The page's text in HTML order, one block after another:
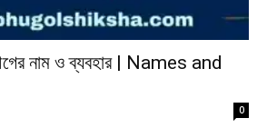
নাম ও ব্যবহার | Names and
0